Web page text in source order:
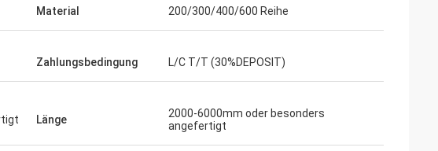
Material 200/300/400/600 Reihe
Zahlungsbedingung L/C T/T (30%DEPOSIT)
Länge
2000-6000mm oder besonders
angefertigt